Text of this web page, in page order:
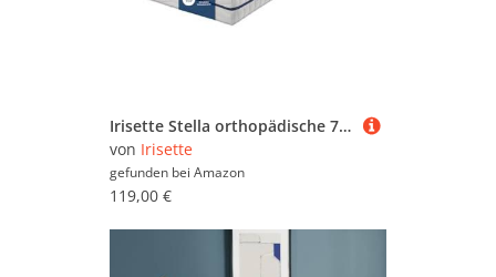
Irisette Stella orthopädische 7-Zonen Kaltschaummatratze, Härtegrad 5 (extra fest), 90 x 200 cm, Öko-Tex Zertifiziert, produziert in Deutschland
von Irisette
gefunden bei Amazon
119,00 €